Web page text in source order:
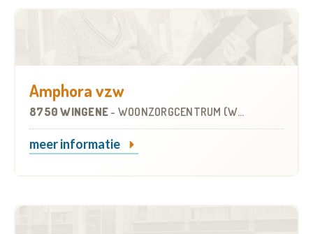
Amphora vzw
8750 WINGENE - WOONZORGCENTRUM (WZC)
meer informatie